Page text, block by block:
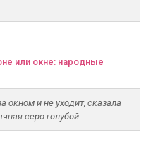
или окне: народные
окном и не уходит, сказала
серо-голубой......